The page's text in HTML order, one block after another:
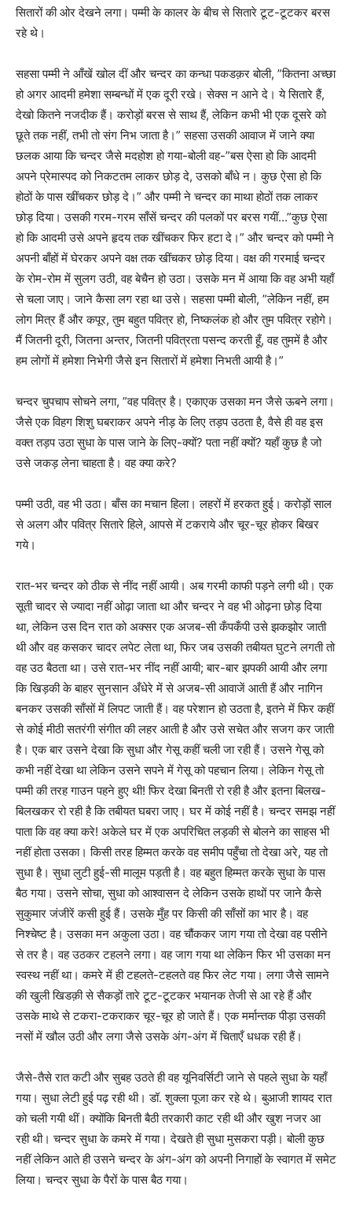
सितारों की ओर देखने लगा। पम्मी के कालर के बीच से सितारे टूट-टूटकर बरस
रहे थे।
सहसा पम्मी ने आँखें खोल दीं और चन्दर का कन्धा पकडक़र बोली, ”कितना अच्छा
हो अगर आदमी हमेशा सम्बन्धों में एक दूरी रखे। सेक्स न आने दे। ये सितारे हैं,
देखो कितने नजदीक हैं। करोड़ों बरस से साथ हैं, लेकिन कभी भी एक दूसरे को
छूते तक नहीं, तभी तो संग निभ जाता है।” सहसा उसकी आवाज में जाने क्या
छलक आया कि चन्दर जैसे मदहोश हो गया-बोली वह-”बस ऐसा हो कि आदमी
अपने प्रेमास्पद को निकटतम लाकर छोड़ दे, उसको बाँधे न। कुछ ऐसा हो कि
होठों के पास खींचकर छोड़ दे।” और पम्मी ने चन्दर का माथा होठों तक लाकर
छोड़ दिया। उसकी गरम-गरम साँसें चन्दर की पलकों पर बरस गयीं…”कुछ ऐसा
हो कि आदमी उसे अपने हृदय तक खींचकर फिर हटा दे।” और चन्दर को पम्मी ने
अपनी बाँहों में घेरकर अपने वक्ष तक खींचकर छोड़ दिया। वक्ष की गरमाई चन्दर
के रोम-रोम में सुलग उठी, वह बेचैन हो उठा। उसके मन में आया कि वह अभी यहाँ
से चला जाए। जाने कैसा लग रहा था उसे। सहसा पम्मी बोली, ”लेकिन नहीं, हम
लोग मित्र हैं और कपूर, तुम बहुत पवित्र हो, निष्कलंक हो और तुम पवित्र रहोगे।
मैं जितनी दूरी, जितना अन्तर, जितनी पवित्रता पसन्द करती हूँ, वह तुममें है और
हम लोगों में हमेशा निभेगी जैसे इन सितारों में हमेशा निभती आयी है।”
चन्दर चुपचाप सोचने लगा, ”वह पवित्र है। एकाएक उसका मन जैसे ऊबने लगा।
जैसे एक विहग शिशु घबराकर अपने नीड़ के लिए तड़प उठता है, वैसे ही वह इस
वक्त तड़प उठा सुधा के पास जाने के लिए-क्यों? पता नहीं क्यों? यहाँ कुछ है जो
उसे जकड़ लेना चाहता है। वह क्या करे?
पम्मी उठी, वह भी उठा। बाँस का मचान हिला। लहरों में हरकत हुई। करोड़ों साल
से अलग और पवित्र सितारे हिले, आपसे में टकराये और चूर-चूर होकर बिखर
गये।
रात-भर चन्दर को ठीक से नींद नहीं आयी। अब गरमी काफी पड़ने लगी थी। एक
सूती चादर से ज्यादा नहीं ओढ़ा जाता था और चन्दर ने वह भी ओढ़ना छोड़ दिया
था, लेकिन उस दिन रात को अक्सर एक अजब-सी कँपकँपी उसे झकझोर जाती
थी और वह कसकर चादर लपेट लेता था, फिर जब उसकी तबीयत घुटने लगती तो
वह उठ बैठता था। उसे रात-भर नींद नहीं आयी; बार-बार झपकी आयी और लगा
कि खिड़की के बाहर सुनसान अँधेरे में से अजब-सी आवाजें आती हैं और नागिन
बनकर उसकी साँसों में लिपट जाती हैं। वह परेशान हो उठता है, इतने में फिर कहीं
से कोई मीठी सतरंगी संगीत की लहर आती है और उसे सचेत और सजग कर जाती
है। एक बार उसने देखा कि सुधा और गेसू कहीं चली जा रही हैं। उसने गेसू को
कभी नहीं देखा था लेकिन उसने सपने में गेसू को पहचान लिया। लेकिन गेसू तो
पम्मी की तरह गाउन पहने हुए थी! फिर देखा बिनती रो रही है और इतना बिलख-
बिलखकर रो रही है कि तबीयत घबरा जाए। घर में कोई नहीं है। चन्दर समझ नहीं
पाता कि वह क्या करे! अकेले घर में एक अपरिचित लड़की से बोलने का साहस भी
नहीं होता उसका। किसी तरह हिम्मत करके वह समीप पहुँचा तो देखा अरे, यह तो
सुधा है। सुधा लुटी हुई-सी मालूम पड़ती है। वह बहुत हिम्मत करके सुधा के पास
बैठ गया। उसने सोचा, सुधा को आश्वासन दे लेकिन उसके हाथों पर जाने कैसे
सुकुमार जंजीरें कसी हुई हैं। उसके मुँह पर किसी की साँसों का भार है। वह
निश्चेष्ट है। उसका मन अकुला उठा। वह चौंककर जाग गया तो देखा वह पसीने
से तर है। वह उठकर टहलने लगा। वह जाग गया था लेकिन फिर भी उसका मन
स्वस्थ नहीं था। कमरे में ही टहलते-टहलते वह फिर लेट गया। लगा जैसे सामने
की खुली खिडक़ी से सैकड़ों तारे टूट-टूटकर भयानक तेजी से आ रहे हैं और
उसके माथे से टकरा-टकराकर चूर-चूर हो जाते हैं। एक मर्मान्तक पीड़ा उसकी
नसों में खौल उठी और लगा जैसे उसके अंग-अंग में चिताएँ धधक रही हैं।
जैसे-तैसे रात कटी और सुबह उठते ही वह यूनिवर्सिटी जाने से पहले सुधा के यहाँ
गया। सुधा लेटी हुई पढ़ रही थी। डॉ. शुक्ला पूजा कर रहे थे। बुआजी शायद रात
को चली गयी थीं। क्योंकि बिनती बैठी तरकारी काट रही थी और खुश नजर आ
रही थी। चन्दर सुधा के कमरे में गया। देखते ही सुधा मुसकरा पड़ी। बोली कुछ
नहीं लेकिन आते ही उसने चन्दर के अंग-अंग को अपनी निगाहों के स्वागत में समेट
लिया। चन्दर सुधा के पैरों के पास बैठ गया।